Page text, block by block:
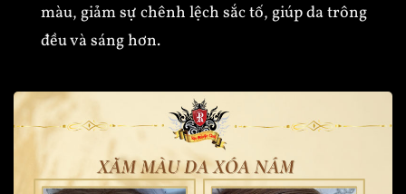
màu, giảm sự chênh lệch sắc tố, giúp da trông
đều và sáng hơn.